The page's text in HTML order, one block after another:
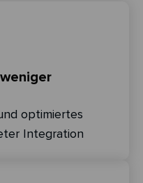
optimiertes
Integration